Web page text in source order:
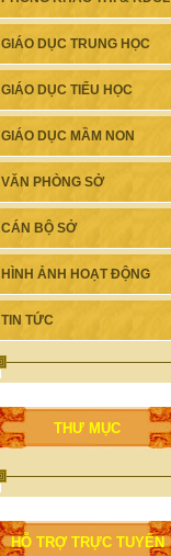
GIÁO DỤC TRUNG HỌC
GIÁO DỤC TIỂU HỌC
GIÁO DỤC MẦM NON
VĂN PHÒNG SỞ
CÁN BỘ SỞ
HÌNH ẢNH HOẠT ĐỘNG
TIN TỨC
THƯ MỤC
HỖ TRỢ TRỰC TUYẾN